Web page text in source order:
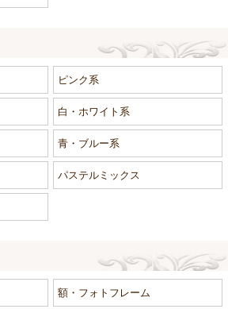
ピンク系
白・ホワイト系
青・ブルー系
パステルミックス
額・フォトフレーム